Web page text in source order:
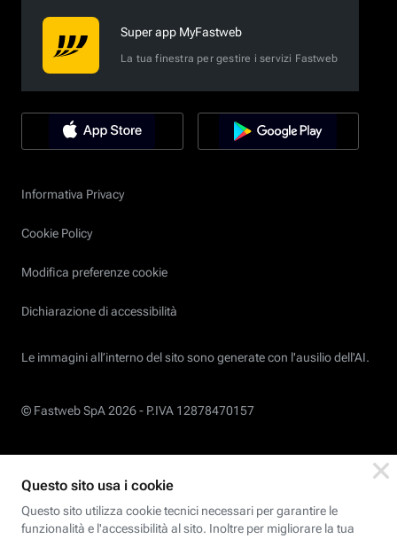
Super app MyFastweb
La tua finestra per gestire i servizi Fastweb
Informativa Privacy
Cookie Policy
Modifica preferenze cookie
Dichiarazione di accessibilità
Le immagini all’interno del sito sono generate con l'ausilio dell'AI.
© Fastweb SpA 2026 - P.IVA 12878470157